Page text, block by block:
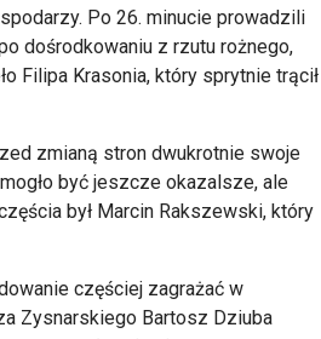
Po 26. minucie prowadzili
dośrodkowaniu z rzutu rożnego,
Filipa Krasonia, który sprytnie trącił
zmianą stron dwukrotnie swoje
być jeszcze okazalsze, ale
był Marcin Rakszewski, który
częściej zagrażać w
Zysnarskiego Bartosz Dziuba